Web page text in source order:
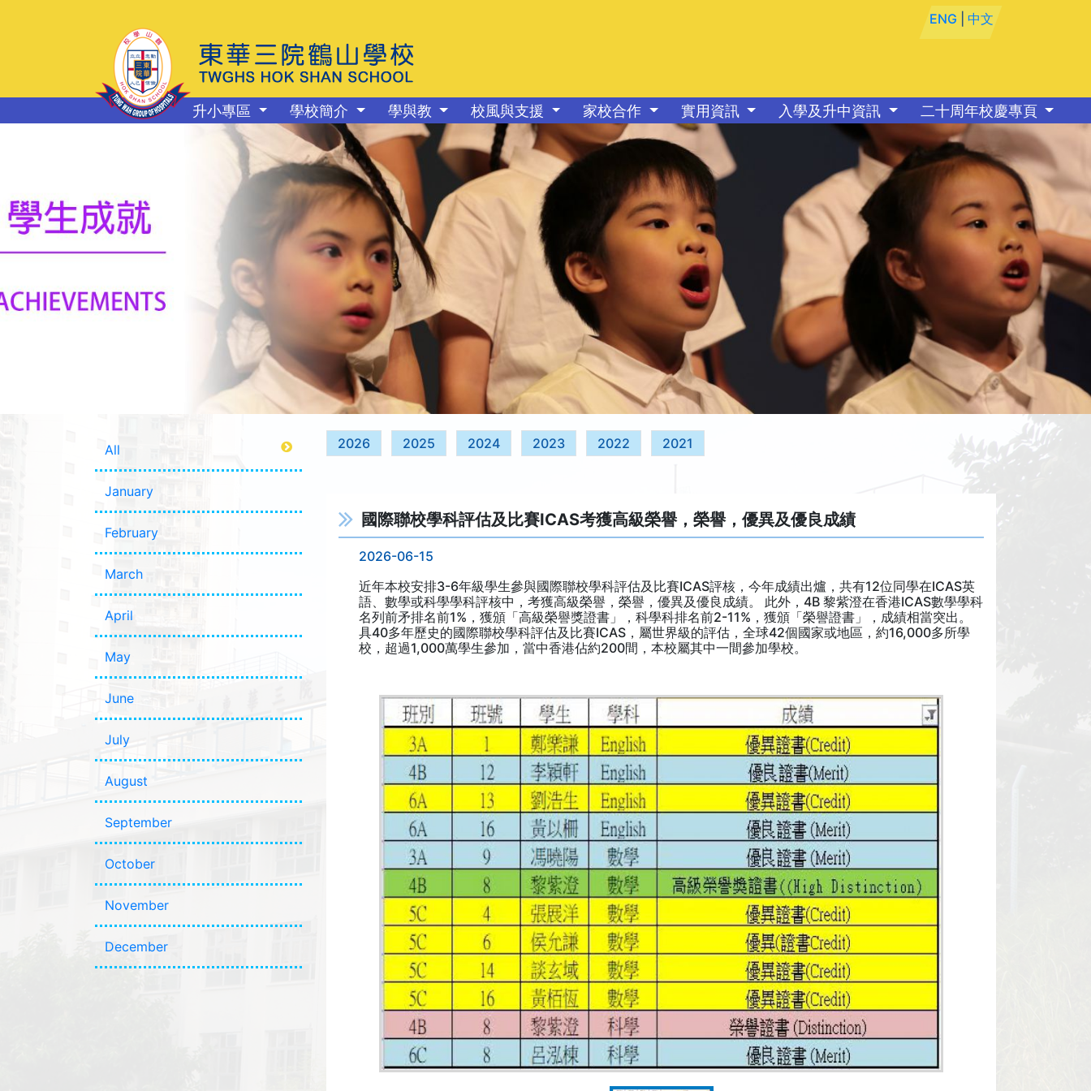
ENG |中文
升小專區 學校簡介 學與教 校風與支援 家校合作 實用資訊 入學及升中資訊 二十周年校慶專頁
All
January
February
March
April
May
June
July
August
September
October
November
December
2026 2025 2024 2023 2022 2021
國際聯校學科評估及比賽ICAS考獲高級榮譽，榮譽，優異及優良成績
2026-06-15
近年本校安排3-6年級學生參與國際聯校學科評估及比賽ICAS評核，今年成績出爐，共有12位同學在ICAS英
語、數學或科學學科評核中，考獲高級榮譽，榮譽，優異及優良成績。 此外，4B 黎紫澄在香港ICAS數學學科
名列前矛排名前1%，獲頒「高級榮譽獎證書」，科學科排名前2-11%，獲頒「榮譽證書」，成績相當突出。
具40多年歷史的國際聯校學科評估及比賽ICAS，屬世界級的評估，全球42個國家或地區，約16,000多所學
校，超過1,000萬學生參加，當中香港佔約200間，本校屬其中一間參加學校。